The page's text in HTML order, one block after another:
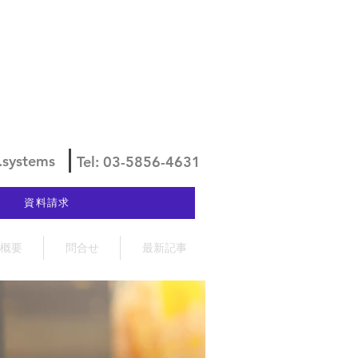
Tel: 03-5856-4631
資料請求
要 問合せ 最新記事